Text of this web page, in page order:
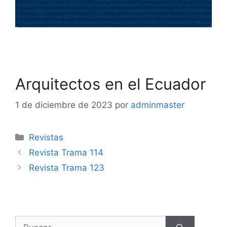
Arquitectos en el Ecuador
1 de diciembre de 2023 por adminmaster
Revistas
Revista Trama 114
Revista Trama 123